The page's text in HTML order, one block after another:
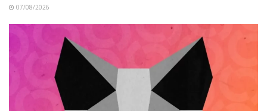
07/08/2026